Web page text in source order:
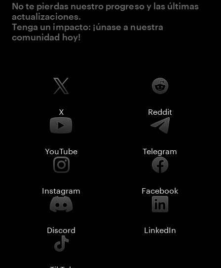
No te pierdas nuestro progreso y las últimas
actualizaciones.
Tenga un impacto: ¡únase a nuestra
comunidad hoy!
X Reddit
YouTube Telegram
Instagram Facebook
Discord LinkedIn